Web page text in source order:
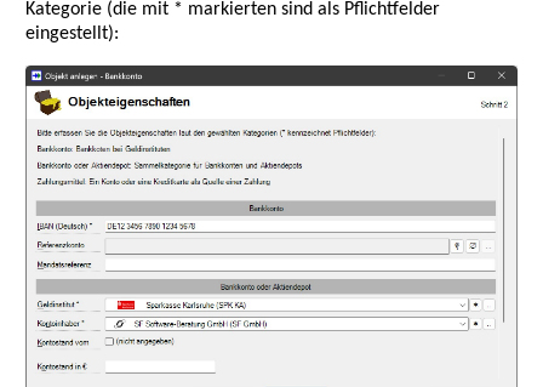
Kategorie (die mit * markierten sind als Pflichtfelder
eingestellt):